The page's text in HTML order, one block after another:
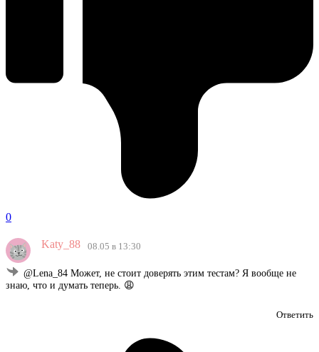
0
Katy_88 08.05 в 13:30
@Lena_84 Может, не стоит доверять этим тестам? Я вообще не
знаю, что и думать теперь. 😩
Ответить